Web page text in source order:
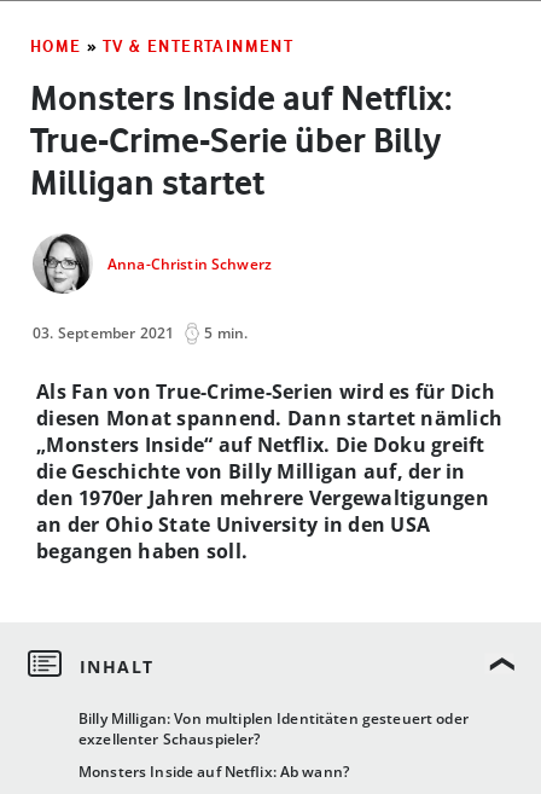
HOME » TV & ENTERTAINMENT
Monsters Inside auf Netflix:
True-Crime-Serie über Billy
Milligan startet
Anna-Christin Schwerz
03. September 2021 5 min.
Billy Milligan: Von multiplen Identitäten gesteuert oder
exzellenter Schauspieler?
Monsters Inside auf Netflix: Ab wann?
Als Fan von True-Crime-Serien wird es für Dich
diesen Monat spannend. Dann startet nämlich
„Monsters Inside“ auf Netflix. Die Doku greift
die Geschichte von Billy Milligan auf, der in
den 1970er Jahren mehrere Vergewaltigungen
an der Ohio State University in den USA
begangen haben soll.